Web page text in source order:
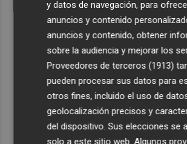
y datos de navegación, para
anuncios y contenido
anuncios y contenido, obtener
sobre la audiencia y mejorar los
Proveedores de terceros (1913)
pueden procesar sus datos para
otros fines, incluido el uso de
geolocalización precisos y
del dispositivo. Sus elecciones se
solo a este sitio web. Algunos